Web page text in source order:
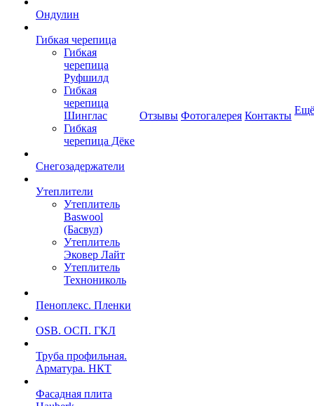
Ондулин
Гибкая черепица
Гибкая
черепица
Руфшилд
Гибкая
черепица
Шинглас
Гибкая
черепица Дёке
Снегозадержатели
Утеплители
Утеплитель
Baswool
(Басвул)
Утеплитель
Эковер Лайт
Утеплитель
Технониколь
Пеноплекс. Пленки
OSB. ОСП. ГКЛ
Труба профильная.
Арматура. НКТ
Фасадная плита
Отзывы Фотогалерея Контакты Ещё